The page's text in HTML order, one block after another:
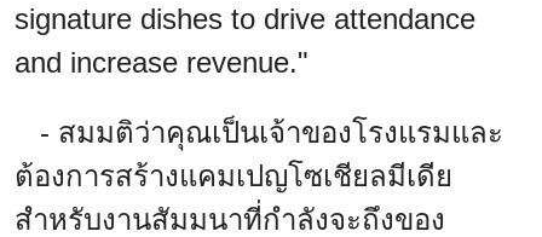
signature dishes to drive attendance
and increase revenue."
- สมมติว่าคุณเป็นเจ้าของโรงแรมและ
ต้องการสร้างแคมเปญโซเชียลมีเดีย
สำหรับงานสัมมนาที่กำลังจะถึงของ